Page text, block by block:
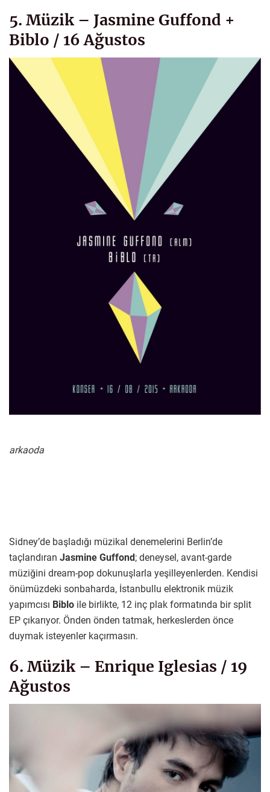
5. Müzik – Jasmine Guffond +
Biblo / 16 Ağustos
arkaoda
Sidney’de başladığı müzikal denemelerini Berlin’de
taçlandıran Jasmine Guffond; deneysel, avant-garde
müziğini dream-pop dokunuşlarla yeşilleyenlerden. Kendisi
önümüzdeki sonbaharda, İstanbullu elektronik müzik
yapımcısı Biblo ile birlikte, 12 inç plak formatında bir split
EP çıkarıyor. Önden önden tatmak, herkeslerden önce
duymak isteyenler kaçırmasın.
6. Müzik – Enrique Iglesias / 19
Ağustos